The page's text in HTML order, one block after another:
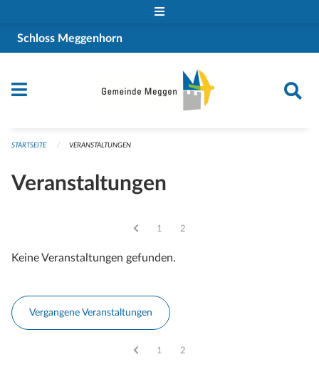
Schloss Meggenhorn
STARTSEITE VERANSTALTUNGEN
Veranstaltungen
Vous êtes sur la page
1 Vous êtes sur la page
2
Keine Veranstaltungen gefunden.
Vergangene Veranstaltungen
Vous êtes sur la page
1 Vous êtes sur la page
2